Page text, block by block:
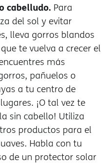
cabelludo. Para
del sol y evitar
lleva gorros blandos
te vuelva a crecer el
más
pañuelos o
a tu centro de
¡O tal vez te
sin cabello! Utiliza
productos para el
Habla con tu
de un protector solar